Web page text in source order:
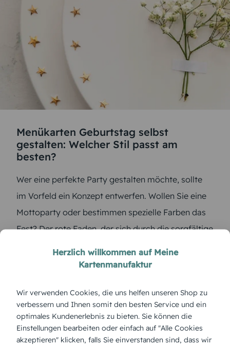
Menükarten Geburtstag selbst
gestalten: Welcher Stil passt am
besten?
Wer eine perfekte Party gestalten möchte, sollte
im Vorfeld ein Konzept entwerfen. Wollen Sie eine
Mottoparty oder bestimmen spezielle Farben das
Fest? Der rote Faden, der sich durch die sorgfältige
den Geburtstags-Einladungen und Menükarten
Die wichtigsten Planungspunkte in der Übersicht:
Mottoparty oder Farbschema
Geburtstags-Einladungen anpassen
Herzlich willkommen auf Meine
Kartenmanufaktur
Wir verwenden Cookies, die uns helfen unseren Shop zu
verbessern und Ihnen somit den besten Service und ein
optimales Kundenerlebnis zu bieten. Sie können die
Einstellungen bearbeiten oder einfach auf "Alle Cookies
akzeptieren" klicken, falls Sie einverstanden sind, dass wir